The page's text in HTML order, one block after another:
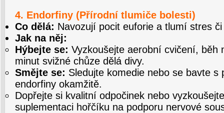
4. Endorfiny (Přírodní tlumiče bolesti)
Co dělá: Navozují pocit euforie a tlumí stres
Jak na něj:
Hýbejte se: Vyzkoušejte aerobní cvičení, běh
minut svižné chůze dělá divy.
Smějte se: Sledujte komedie nebo se bavte s
endorfiny okamžitě.
Dopřejte si kvalitní odpočinek nebo
suplementaci hořčíku na podporu nervové